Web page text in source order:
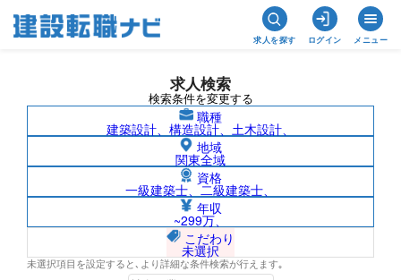
求人を探す ログイン メニュー
求人検索
検索条件を変更する
職種
建築設計、構造設計、土木設計、
地域
関東全域
資格
一級建築士、二級建築士、
年収
~299万、
こだわり
未選択
未選択項目を設定すると､より詳細な条件検索が行えます｡
1級電気工事施工管理技士/北米の求人検索
結果一覧